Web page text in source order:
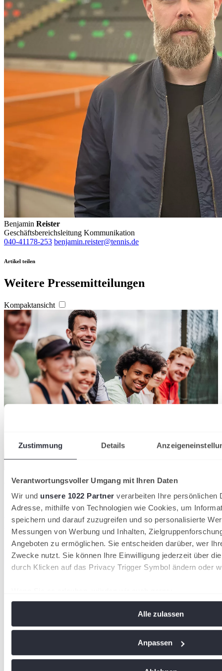
Zustimmung Details
Verantwortungsvoller Umgang mit Ihren Daten
Wir und unsere 1022 Partner verarbeiten Ihre persönlichen
Adresse, mithilfe von Technologien wie Cookies, um
speichern und darauf zuzugreifen und so personalisierte
Messungen von Werbung und Inhalten,
Angeboten zu ermöglichen. Sie entscheiden darüber, wer
Zwecke nutzt. Sie können Ihre Einwilligung jederzeit über
durch Klicken auf das Privacy Trigger Symbol ändern oder
Ihr Gerät durch aktives Scannen nach bestimmten
Erfahren Sie mehr darüber, wie Ihre persönlichen Daten
Alle zulassen
Anpassen
Benjamin Reister
Geschäftsbereichsleitung Kommunikation
040-41178-253 benjamin.reister@tennis.de
Artikel teilen
Weitere Pressemitteilungen
Kompaktansicht
Der DTB verzeichnet 2026 insgesamt 1.553.580 Mitglieder in 8.612
Tennisvereinen
28/07/2026
36.000 neue Mitglieder: Tennis wächst 2026 stärker
als in den Vorjahren
Deutscher Tennis Bund